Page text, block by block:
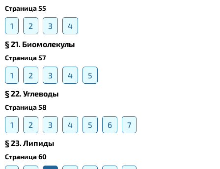
Страница 55
1 2 3
4
§ 21. Биомолекулы
Страница 57
1 2 3 4
5
§ 22. Углеводы
Страница 58
1 2 3 4 5 6
7
§ 23. Липиды
Страница 60